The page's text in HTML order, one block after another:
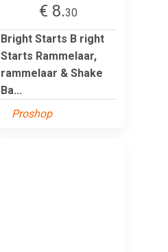
€ 8.30
Bright Starts B right
Starts Rammelaar,
rammelaar & Shake
Ba...
Proshop